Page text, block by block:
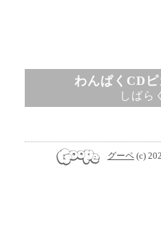
わんぱくCD
しばら
グーペ (c)